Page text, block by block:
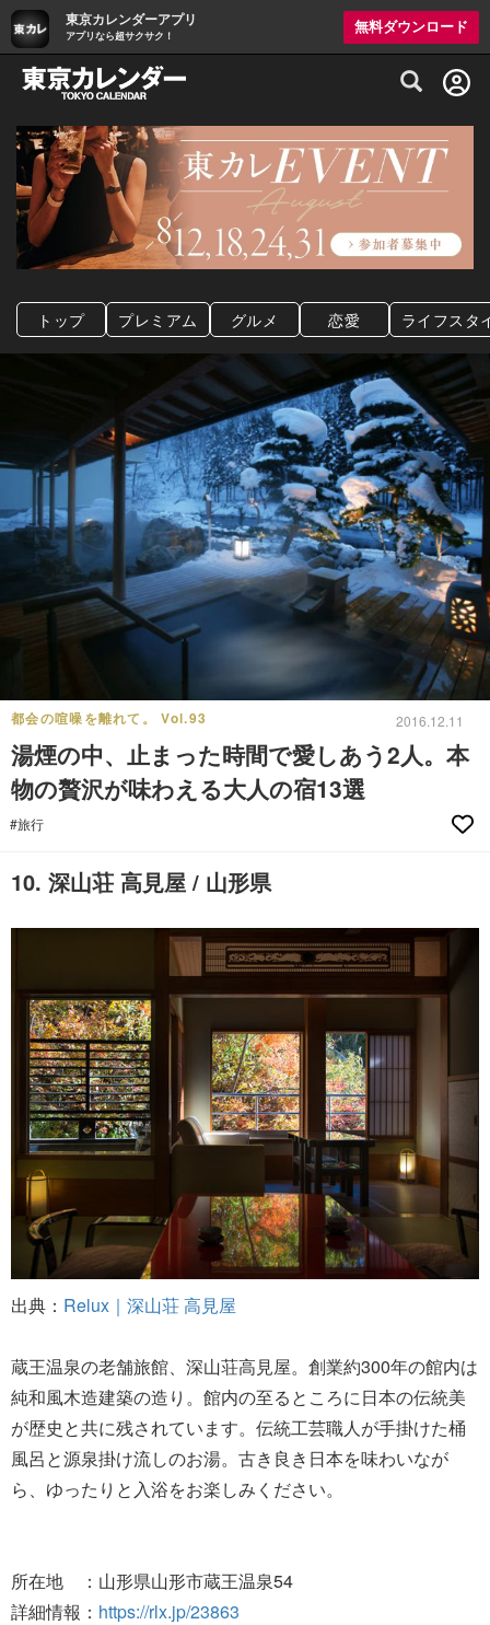
東京カレンダーアプリ
アプリなら超サクサク！
無料ダウンロード
グルメ情報・プレミアムレストラン予約
トップ プレミアム グルメ 恋愛 ライフスタ
都会の喧噪を離れて。 Vol.93 2016.12.11
湯煙の中、止まった時間で愛しあう2人。本
物の贅沢が味わえる大人の宿13選
#旅行
10. 深山荘 高見屋 / 山形県
出典： Relux｜深山荘 高見屋
蔵王温泉の老舗旅館、深山荘高見屋。創業約300年の館内は
純和風木造建築の造り。館内の至るところに日本の伝統美
が歴史と共に残されています。伝統工芸職人が手掛けた桶
風呂と源泉掛け流しのお湯。古き良き日本を味わいなが
ら、ゆったりと入浴をお楽しみください。
所在地 ：山形県山形市蔵王温泉54
詳細情報： https://rlx.jp/23863